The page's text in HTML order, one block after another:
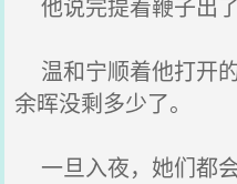
温和宁顺着他打开
余晖没剩多少了。
一旦入夜，她们都